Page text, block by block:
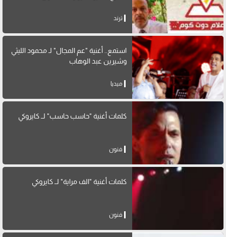
ترند
استمع.. أغنية "عم المجال" لـ محمود الليثي
وشيرين عبد الوهاب
ميديا
كلمات أغنية "حاسب حاسب" لــ كايروكي
فنون
كلمات أغنية "الف مراية" لــ كايروكي
فنون